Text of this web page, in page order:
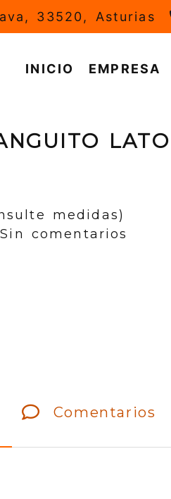
33520, Asturias
INICIO EMPRESA
medidas)
Sin comentarios
Comentarios